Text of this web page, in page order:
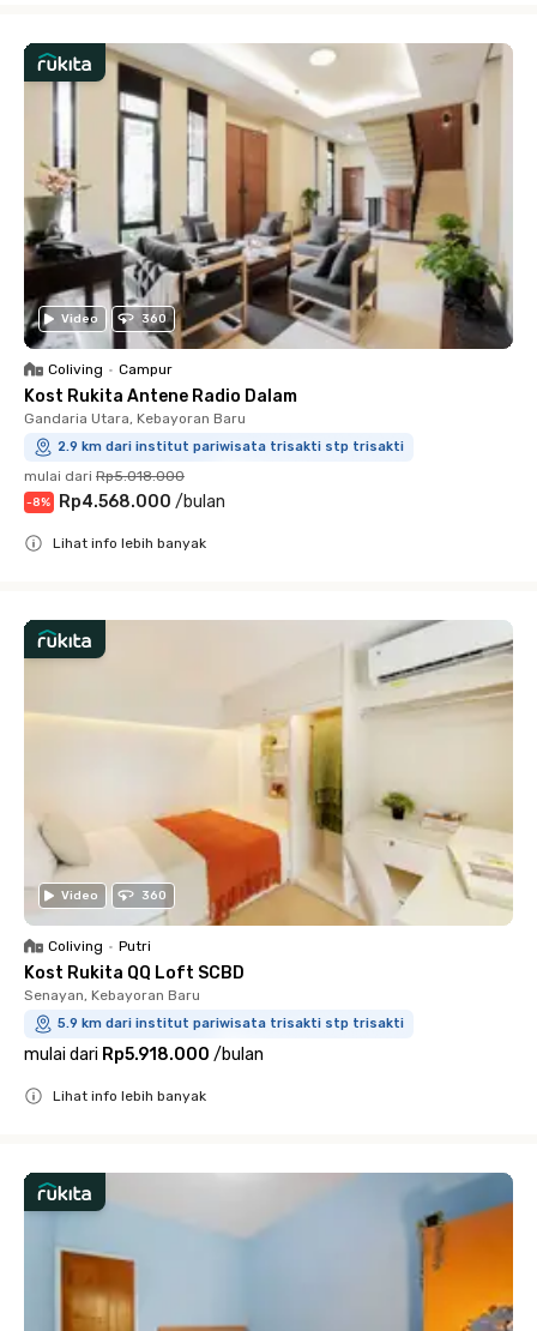
Video 360
Coliving • Campur
Kost Rukita Antene Radio Dalam
Gandaria Utara, Kebayoran Baru
2.9 km dari institut pariwisata trisakti stp trisakti
mulai dari Rp5.018.000
-8% Rp4.568.000 /bulan
Lihat info lebih banyak
Video 360
Coliving • Putri
Kost Rukita QQ Loft SCBD
Senayan, Kebayoran Baru
5.9 km dari institut pariwisata trisakti stp trisakti
mulai dari Rp5.918.000 /bulan
Lihat info lebih banyak